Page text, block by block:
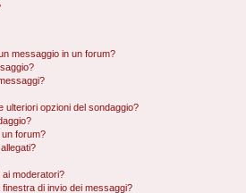
messaggio in un forum?
ulteriori opzioni del sondaggio?
forum?
moderatori?
finestra di invio dei messaggi?